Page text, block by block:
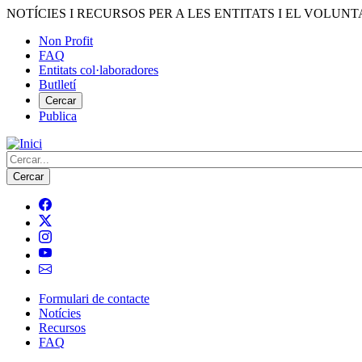
Vés
contingut
NOTÍCIES I RECURSOS PER A LES ENTITATS I EL
Menú
del
compte
d'usuari
Non Profit
FAQ
Entitats col·laboradores
Butlletí
Cercar
Publica
Cerca
Navegació
principal
Formulari de contacte
Notícies
Recursos
FAQ